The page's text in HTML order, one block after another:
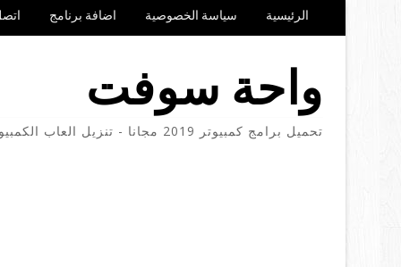
الرئيسية سياسة الخصوصية اضافة برنامج
واحة سوفت
تحميل برامج كمبيوتر 2019 مجانا - تنزيل العاب الكمبيوتر والموبايل مجانا